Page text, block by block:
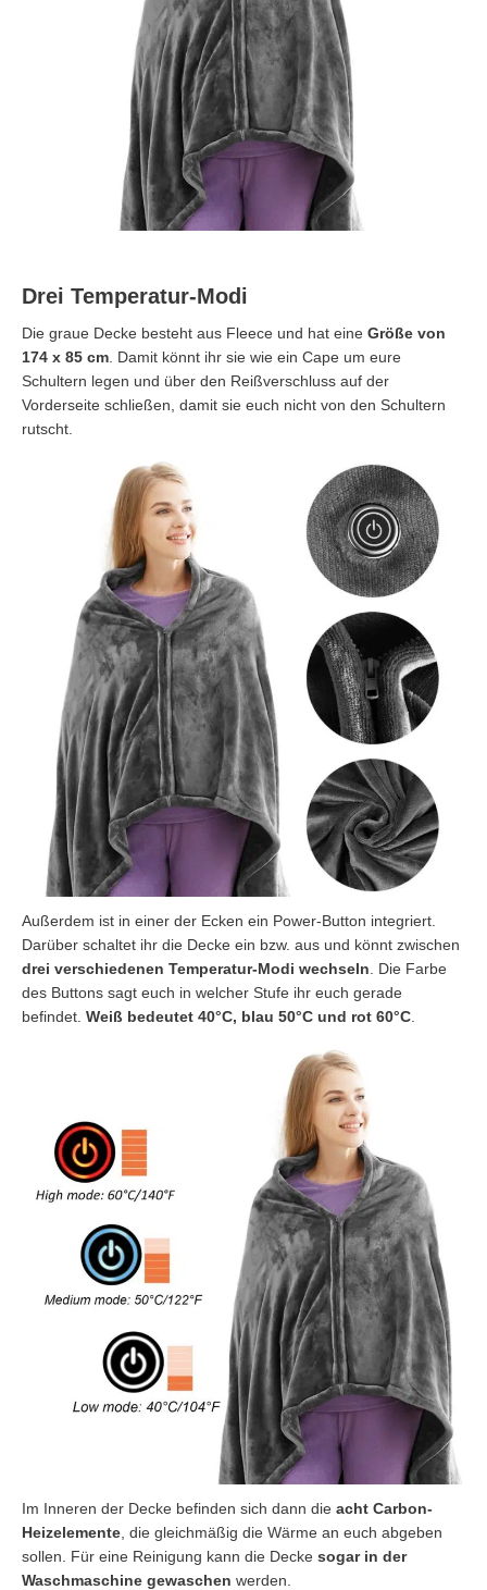
Drei Temperatur-Modi
Die graue Decke besteht aus Fleece und hat eine Größe von
174 x 85 cm . Damit könnt ihr sie wie ein Cape um eure
Schultern legen und über den Reißverschluss auf der
Vorderseite schließen, damit sie euch nicht von den Schultern
rutscht.
Außerdem ist in einer der Ecken ein Power-Button integriert.
Darüber schaltet ihr die Decke ein bzw. aus und könnt zwischen
drei verschiedenen Temperatur-Modi wechseln . Die Farbe
des Buttons sagt euch in welcher Stufe ihr euch gerade
befindet. Weiß bedeutet 40°C, blau 50°C und rot 60°C
Im Inneren der Decke befinden sich dann die acht Carbon-
Heizelemente , die gleichmäßig die Wärme an euch abgeben
sollen. Für eine Reinigung kann die Decke sogar in der
Waschmaschine gewaschen werden.